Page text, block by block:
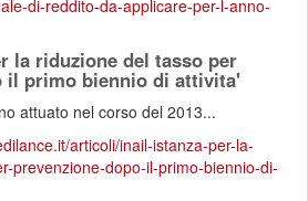
di-reddito-da-applicare-per-l-anno-
la riduzione del tasso per
il primo biennio di attivita'
attuato nel corso del 2013...
articoli/inail-istanza-per-la-
prevenzione-dopo-il-primo-biennio-di-